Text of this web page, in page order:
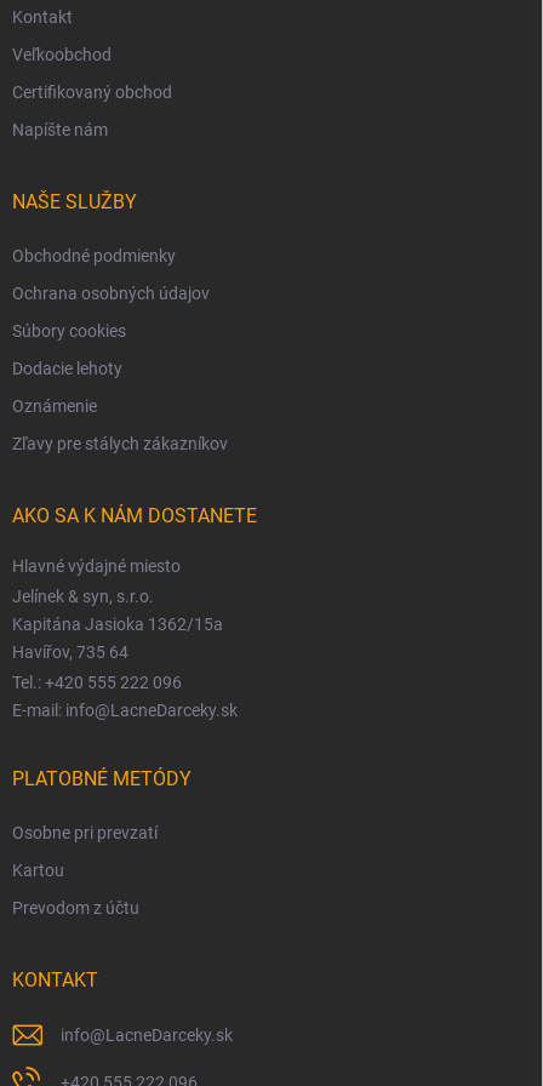
Kontakt
Veľkoobchod
Certifikovaný obchod
Napíšte nám
NAŠE SLUŽBY
Obchodné podmienky
Ochrana osobných údajov
Súbory cookies
Dodacie lehoty
Oznámenie
Zľavy pre stálych zákazníkov
AKO SA K NÁM DOSTANETE
Hlavné výdajné miesto
Jelínek & syn, s.r.o.
Kapitána Jasioka 1362/15a
Havířov, 735 64
Tel.: +420 555 222 096
E-mail: info@LacneDarceky.sk
PLATOBNÉ METÓDY
Osobne pri prevzatí
Kartou
Prevodom z účtu
KONTAKT
info@LacneDarceky.sk